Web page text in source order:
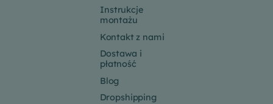
Instrukcje
montażu
Kontakt z nami
Dostawa i
płatność
Blog
Dropshipping